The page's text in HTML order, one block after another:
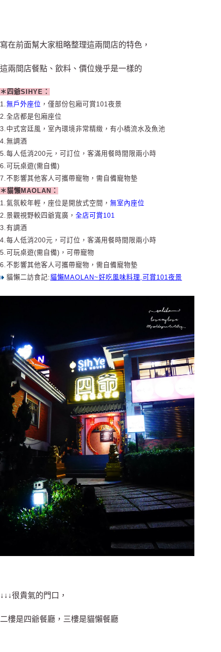
寫在前面幫大家粗略整理這兩間店的特色，
這兩間店餐點、飲料、價位幾乎是一樣的
＊四爺SIHYE：
1. 無戶外座位 ，僅部份包廂可賞101夜景
2.全店都是包廂座位
3.中式宮廷風，室內環境非常精緻，有小橋流水及魚池
4.無調酒
5.每人低消200元，可訂位，客滿用餐時間限兩小時
6.可玩桌遊(需自備)
7.不影響其他客人可攜帶寵物，需自備寵物墊
＊貓懶MAOLAN：
1.氣氛較年輕，座位是開放式空間， 無室內座位
2.景觀視野較四爺寬廣， 全店可賞101
3.有調酒
4.每人低消200元，可訂位，客滿用餐時間限兩小時
5.可玩桌遊(需自備)，可帶寵物
6.不影響其他客人可攜帶寵物，需自備寵物墊
貓懶二訪食記:貓懶MAOLAN~好吃風味料理,可賞101夜景
↓↓↓很貴氣的門口，
二樓是四爺餐廳，三樓是貓懶餐廳